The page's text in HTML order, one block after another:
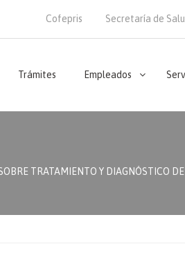
Cofepris Secretaría de
Trámites Empleados
TRATAMIENTO Y DIAGNÓSTICO